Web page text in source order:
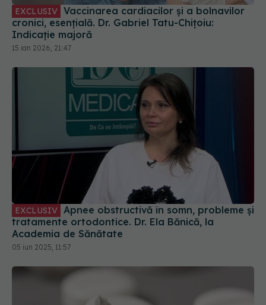
cronici, esențială. Dr. Gabriel Tatu-Chițoiu:
Indicație majoră
15 ian 2026, 21:47
Apnee obstructivă în somn, probleme și
tratamente ortodontice. Dr. Ela Bănică, la
Academia de Sănătate
05 iun 2025, 11:57